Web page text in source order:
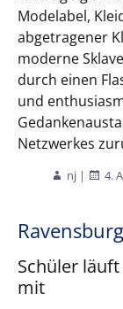
Modelabel,
abgetragener
moderne
durch einen
und
Netzwerkes
nj | 4.
Schüler
mit